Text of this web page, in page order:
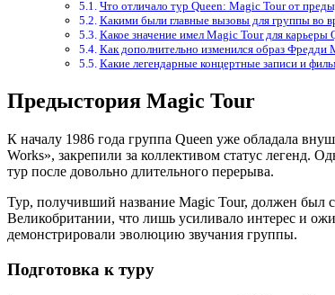
Что отличало тур Queen: Magic Tour от
Какими были главные вызовы для группы во
Какое значение имел Magic Tour для
Как дополнительно изменился образ
Какие легендарные концертные записи и
Предыстория Magic Tour
К началу 1986 года группа Queen уже обладала
Works», закрепили за коллективом статус легенд.
тур после довольно длительного перерыва.
Тур, получивший название Magic Tour, должен был
Великобритании, что лишь усиливало интерес и
демонстрировали эволюцию звучания группы.
Подготовка к туру